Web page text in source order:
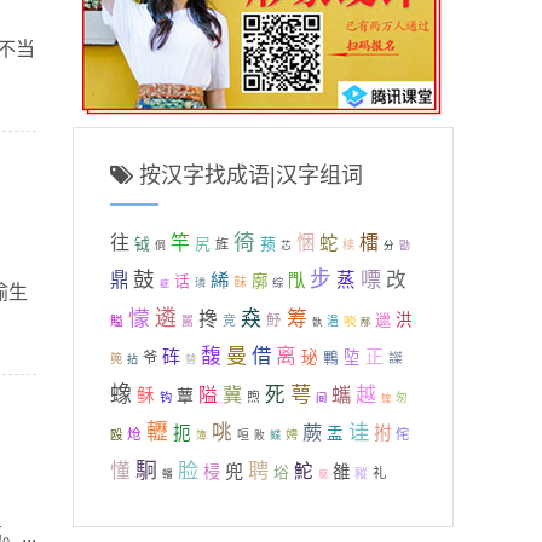
当
生
...
按汉字找成语|汉字组词
往 钺 侗 竿 尻 旌 徛 蓣 芯 悃 蛇 椟 檑 分 勖
鼎 鼓 疵 话 璘 絺 韎 廓 综 閄 步 蒸 嘌 改
賹 懞 遴 嚚 搀 竞 猋 魣 筹 骫 浥 啖 邴 邋 洪
篼 拈 爷 砗 替 馥 曼 借 离 珌 鷝 埅 正 謋
蟓 稣 钩 蕈 隘 冀 煦 死 萼 间 蠵 越 锽 匆
殴 炝 轣 扼 簿 咷 咺 败 鲽 娉 蕨 盂 诖 拊 侘
懂 駉 轓 脸 梫 兜 聘 﨏 鮀 腐 雒 豵 礼